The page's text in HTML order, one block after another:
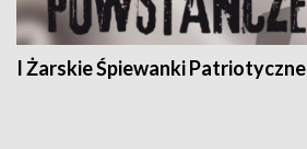
I Żarskie Śpiewanki Patriotyczne